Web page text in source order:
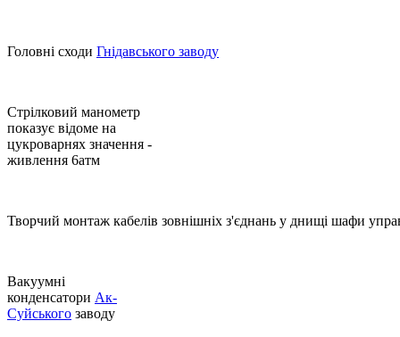
Головні сходи Гнідавського заводу
Стрілковий манометр
показує відоме на
цукроварнях значення -
живлення 6атм
Творчий монтаж кабелів зовнішніх з'єднань у днищі шафи
Вакуумні
конденсатори Ак-
Суйського заводу